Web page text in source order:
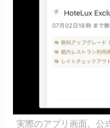
実際のアプリ画面。公